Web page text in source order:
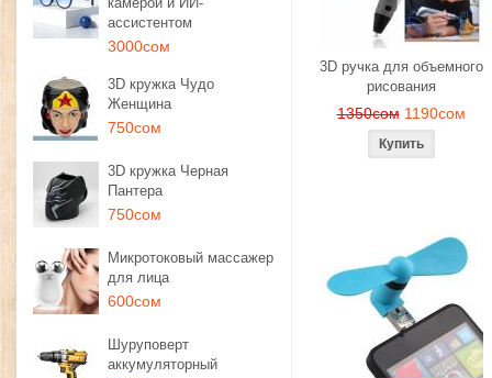
ассистентом
3000сом
3D кружка Чудо
Женщина
750сом
3D кружка Черная
Пантера
750сом
Микротоковый массажер
для лица
600сом
Шуруповерт
аккумуляторный
3D ручка для объемного
рисования
1350сом 1190сом